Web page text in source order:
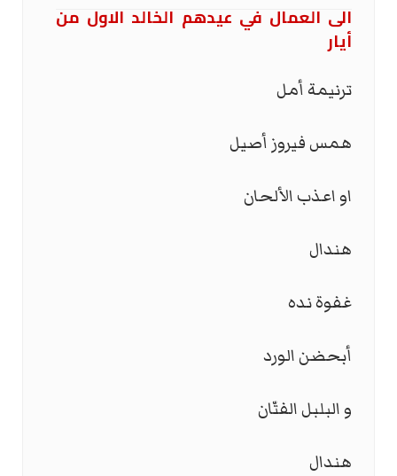
الى العمال في عيدهم الخالد الاول من
أيار
ترنيمة أمل
همس فيروز أصيل
او اعذب الألحان
هندال
غفوة نده
أبحضن الورد
و البلبل الفتّان
هندال